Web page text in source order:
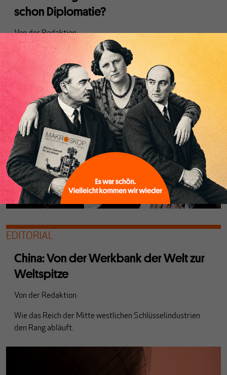
schon Diplomatie?
Vonder Redaktion
Trumps diplomatische Bemühungen im Ukrainekrieg
werfen auch für Deutschland und die EU die Frage auf: Quo
Vadis?
EDITORIAL
China: Von der Werkbank der Welt zur
Weltspitze
Von der Redaktion
Wie das Reich der Mitte westlichen Schlüsselindustrien
den Rang abläuft.